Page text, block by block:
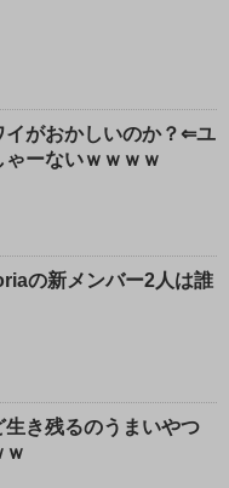
イがおかしいのか？⇐ユ
ーないｗｗｗｗ
の新メンバー2人は誰
き残るのうまいやつ
ｗ